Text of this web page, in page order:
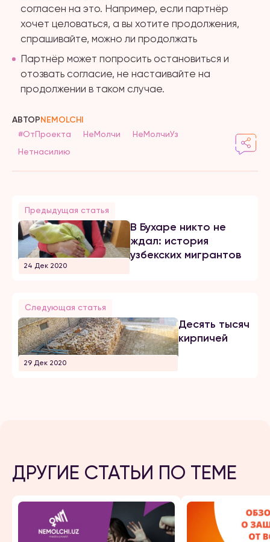
согласен на это. Например, если партнёр
хочет целоваться, а вы хотите продолжения,
спрашивайте, можно ли продолжать
Партнёр может попросить остановиться и
отозвать согласие, не настаивайте на
продолжении в таком случае.
АВТОРNEMOLCHI
#ОтПроекта НеМолчи
НеМолчиУз
Нетнасилию
Предыдущая статья
24 Дек 2020
В Бухаре никто не
ждал: история
узбекских мигрантов
Следующая статья
29 Дек 2020
Десять тысяч
кирпичей
ДРУГИЕ СТАТЬИ ПО ТЕМЕ